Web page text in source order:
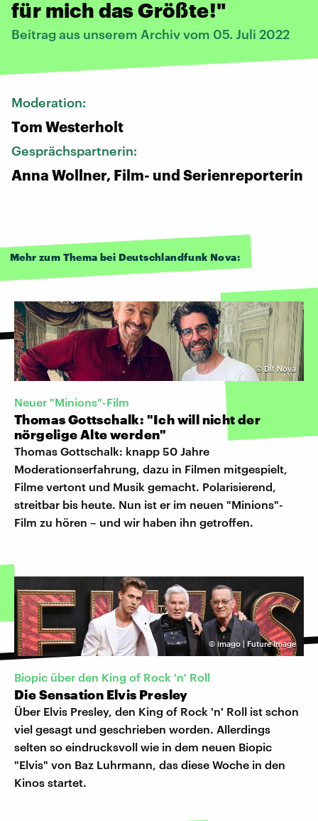
für mich das Größte!"
Beitrag aus unserem Archiv vom 05. Juli 2022
Moderation:
Tom Westerholt
Gesprächspartnerin:
Anna Wollner, Film- und Serienreporterin
Mehr zum Thema bei Deutschlandfunk Nova:
© Dlf Nova
Neuer "Minions"-Film
Thomas Gottschalk: "Ich will nicht der
nörgelige Alte werden"
Thomas Gottschalk: knapp 50 Jahre
Moderationserfahrung, dazu in Filmen mitgespielt,
Filme vertont und Musik gemacht. Polarisierend,
streitbar bis heute. Nun ist er im neuen "Minions"-
Film zu hören – und wir haben ihn getroffen.
© imago | Future Image
Biopic über den King of Rock 'n' Roll
Die Sensation Elvis Presley
Über Elvis Presley, den King of Rock 'n' Roll ist schon
viel gesagt und geschrieben worden. Allerdings
selten so eindrucksvoll wie in dem neuen Biopic
"Elvis" von Baz Luhrmann, das diese Woche in den
Kinos startet.